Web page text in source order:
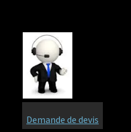
Demande de devis